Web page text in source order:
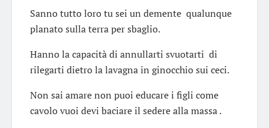
Sanno tutto loro tu sei un demente qualunque
planato sulla terra per sbaglio.
Hanno la capacità di annullarti svuotarti di
rilegarti dietro la lavagna in ginocchio sui ceci.
Non sai amare non puoi educare i figli come
cavolo vuoi devi baciare il sedere alla massa .